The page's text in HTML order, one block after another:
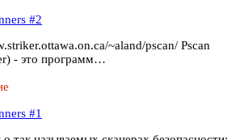
#2
~aland/pscan/ Pscan
- это программ…
#1